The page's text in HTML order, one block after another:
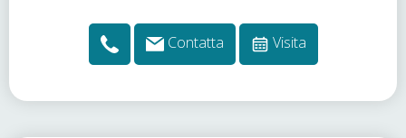
Contatta Visita